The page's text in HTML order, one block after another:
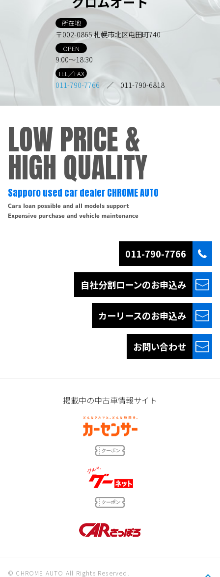
所在地
〒002-0865 札幌市北区屯田町740
OPEN
9:00～18:30
TEL／FAX
011-790-7766 ／ 011-790-6818
LOW PRICE &
HIGH QUALITY
Sapporo used car dealer CHROME AUTO
Cars loan possible and all models support
Expensive purchase and vehicle maintenance
011-790-7766
自社分割ローンのお申込み
カーリースのお申込み
お問い合わせ
掲載中の中古車情報サイト
© CHROME AUTO All Rights Reserved.